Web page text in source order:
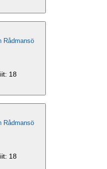
Rådmansö
18
Rådmansö
18